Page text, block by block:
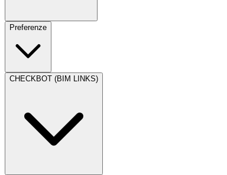
Preferenze
CHECKBOT (BIM LINKS)